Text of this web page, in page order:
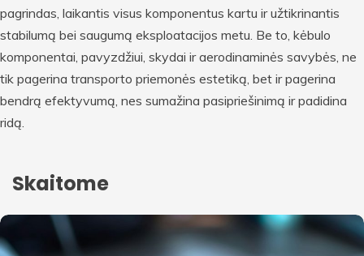
pagrindas, laikantis visus komponentus kartu ir užtikrinantis
stabilumą bei saugumą eksploatacijos metu. Be to, kėbulo
komponentai, pavyzdžiui, skydai ir aerodinaminės savybės, ne
tik pagerina transporto priemonės estetiką, bet ir pagerina
bendrą efektyvumą, nes sumažina pasipriešinimą ir padidina
ridą.
Skaitome